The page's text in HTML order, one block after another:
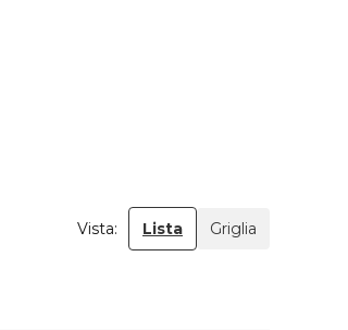
Vista: Lista Griglia